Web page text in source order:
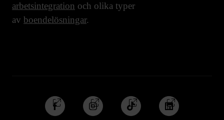
arbetsintegration och olika typer
av boendelösningar.
Följ
oss
Följ
oss
Följ
oss
Följ
oss